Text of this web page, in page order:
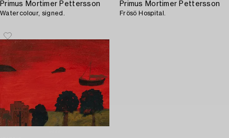
Primus Mortimer Pettersson
Watercolour, signed.
Primus Mortimer Pettersson
Frösö Hospital.